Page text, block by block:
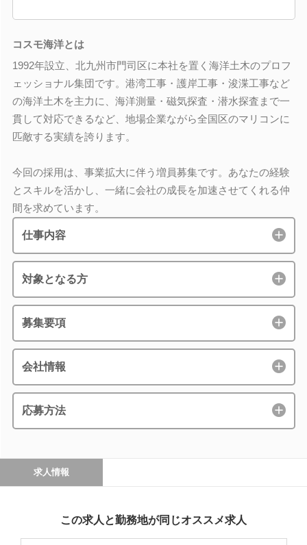
コスモ海洋とは
1992年設立、北九州市門司区に本社を置く海洋土木のプロフ
ェッショナル集団です。港湾工事・護岸工事・浚渫工事など
の海洋土木を主力に、海洋測量・磁気探査・潜水探査まで一
貫して対応できるなど、地場企業ながら全国区のマリコンに
匹敵する実績を誇ります。
今回の採用は、事業拡大に伴う増員募集です。あなたの経験
とスキルを活かし、一緒に会社の成長を加速させてくれる仲
間を求めています。
仕事内容
対象となる方
募集要項
会社情報
応募方法
求人情報
この求人と勤務地が同じオススメ求人